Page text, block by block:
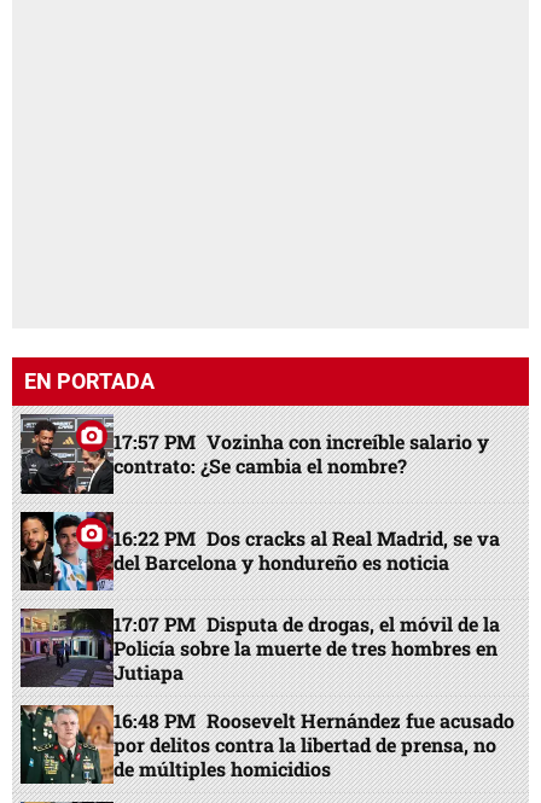
EN PORTADA
17:57 PM Vozinha con increíble salario y
contrato: ¿Se cambia el nombre?
16:22 PM Dos cracks al Real Madrid, se va
del Barcelona y hondureño es noticia
17:07 PM Disputa de drogas, el móvil de la
Policía sobre la muerte de tres hombres en
Jutiapa
16:48 PM Roosevelt Hernández fue acusado
por delitos contra la libertad de prensa, no
de múltiples homicidios